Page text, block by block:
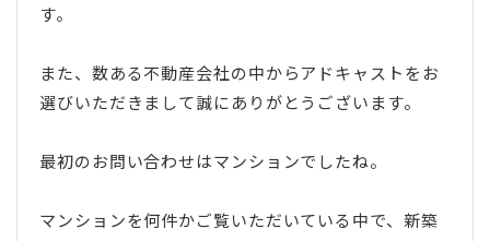
す。
また、数ある不動産会社の中からアドキャストをお
選びいただきまして誠にありがとうございます。
最初のお問い合わせはマンションでしたね。
マンションを何件かご覧いただいている中で、新築